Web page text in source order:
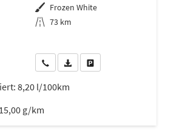
Außenfarbe Frozen White
Kilometerstand 73 km
Wir rufen Sie anPDF-Datei, Fahrzeugexposé
8,20 l/100km
g/km